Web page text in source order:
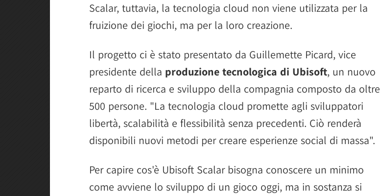
Scalar, tuttavia, la tecnologia cloud non viene utilizzata per la
fruizione dei giochi, ma per la loro creazione.
Il progetto ci è stato presentato da Guillemette Picard, vice
presidente della produzione tecnologica di Ubisoft, un nuovo
reparto di ricerca e sviluppo della compagnia composto da oltre
500 persone. "La tecnologia cloud promette agli sviluppatori
libertà, scalabilità e flessibilità senza precedenti. Ciò renderà
disponibili nuovi metodi per creare esperienze social di massa".
Per capire cos'è Ubisoft Scalar bisogna conoscere un minimo
come avviene lo sviluppo di un gioco oggi, ma in sostanza si